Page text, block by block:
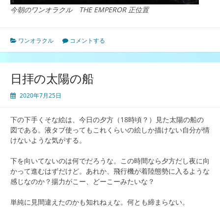
今朝のワンオラクル THE EMPEROR 正位置
ワンオラクル コメントする
日拝の太陽の船
2020年7月25日
下の下手くそな絵は、今日の夕方（18時頃？）見た太陽の船の
図である。液タブ使ってもこれくらいの絵しか描けない自分が情
けないような気がする。
下を向いてないのは何でだろうな。この時間なら夕方だし夜に向
かって進むはずだけど。あれか、飛行機が着陸態勢に入るような
感じなのか？揚力がこー、どーこーみたいな？
単純に見間違えたのかも知れねぇな。何とも締まらない。